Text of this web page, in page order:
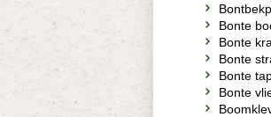
Bonte
Bonte
Bonte
Bonte
Bonte